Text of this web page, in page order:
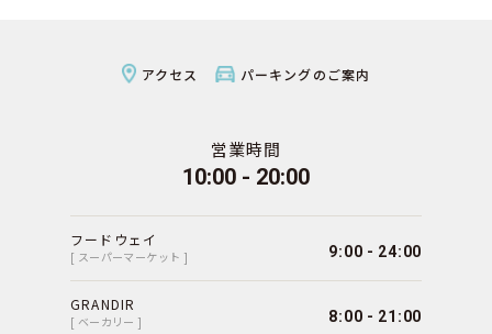
アクセス パーキングのご案内
営業時間
10:00 - 20:00
フードウェイ
[ スーパーマーケット ] 9:00 - 24:00
GRANDIR
[ ベーカリー ] 8:00 - 21:00